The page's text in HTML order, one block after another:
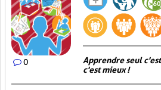
0
Apprendre seul
c'est mieux !